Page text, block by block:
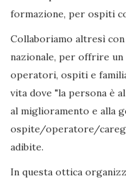
formazione, per ospiti
Collaboriamo altresì
nazionale, per offrire un
operatori, ospiti e
vita dove "la persona è
al miglioramento e alla
ospite/operatore/
adibite.
In questa ottica